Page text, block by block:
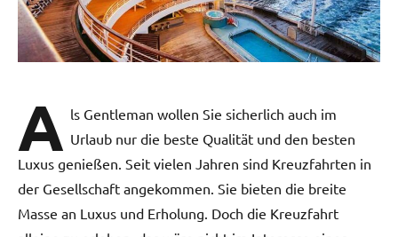
A ls Gentleman wollen Sie sicherlich auch im
Urlaub nur die beste Qualität und den besten
Luxus genießen. Seit vielen Jahren sind Kreuzfahrten in
der Gesellschaft angekommen. Sie bieten die breite
Masse an Luxus und Erholung. Doch die Kreuzfahrt